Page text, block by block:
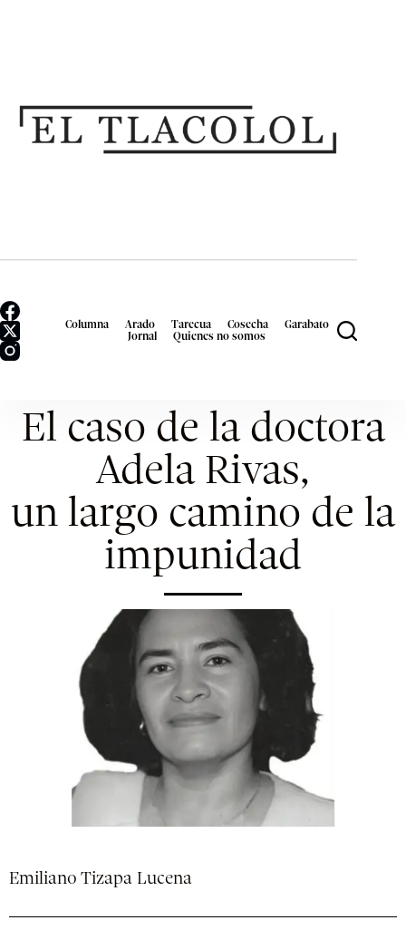
Columna Arado Tarecua Cosecha
Garabato
Jornal
Quienes no somos
El caso de la doctora
Adela Rivas,
un largo camino de la
impunidad
Emiliano Tizapa Lucena